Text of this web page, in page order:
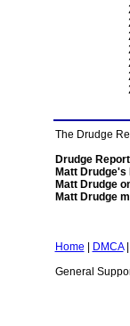
The Drudge
Drudge
Matt Drudge's
Matt Drudge
Matt Drudge
Home DMCA|
General